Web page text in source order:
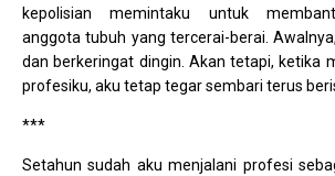
kepolisian memintaku untuk
anggota tubuh yang tercerai-berai.
dan berkeringat dingin. Akan tetapi, ketika
profesiku, aku tetap tegar sembari terus
***
Setahun sudah aku menjalani profesi